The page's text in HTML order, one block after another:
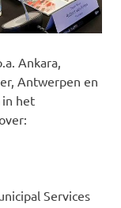
Ankara,
Antwerpen en
in het
Services